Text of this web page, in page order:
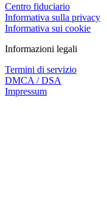
Centro fiduciario
Informativa sulla privacy
Informativa sui cookie
Informazioni legali
Termini di servizio
DMCA / DSA
Impressum